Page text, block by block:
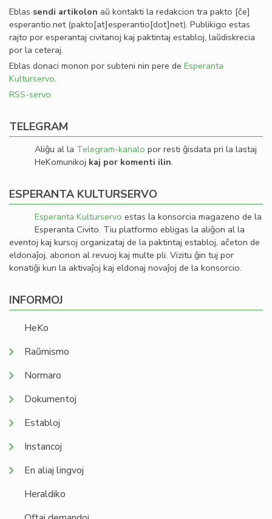
Eblas sendi artikolon aŭ kontakti la redakcion tra pakto [ĉe]
esperantio.net(pakto[at]esperantio[dot]net). Publikigo estas
rajto por esperantaj civitanoj kaj paktintaj establoj, laŭdiskrecia
por la ceteraj.
Eblas donaci monon por subteni nin pere de Esperanta
Kulturservo.
RSS-servo
TELEGRAM
Aliĝu al la Telegram-kanalo por resti ĝisdata pri la lastaj
HeKomunikoj kaj por komenti ilin.
ESPERANTA KULTURSERVO
Esperanta Kulturservo estas la konsorcia magazeno de la
Esperanta Civito. Tiu platformo ebligas la aliĝon al la
eventoj kaj kursoj organizataj de la paktintaj establoj, aĉeton de
eldonaĵoj, abonon al revuoj kaj multe pli. Vizitu ĝin tuj por
konatiĝi kun la aktivaĵoj kaj eldonaj novaĵoj de la konsorcio.
INFORMOJ
HeKo
Raŭmismo
Normaro
Dokumentoj
Establoj
Instancoj
En aliaj lingvoj
Heraldiko